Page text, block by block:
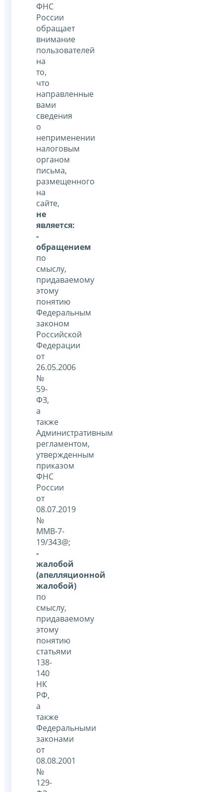
ФНС
России
обращает
внимание
пользователей
на
то,
что
направленные
вами
сведения
о
неприменении
налоговым
органом
письма,
размещенного
на
сайте,
не
является:
-
обращением
по
смыслу,
придаваемому
этому
понятию
Федеральным
законом
Российской
Федерации
от
26.05.2006
№
59-
ФЗ,
а
также
Административным
регламентом,
утвержденным
приказом
ФНС
России
от
08.07.2019
№
ММВ-7-
19/343@;
-
жалобой
(апелляционной
жалобой)
по
смыслу,
придаваемому
этому
понятию
статьями
138-
140
НК
РФ,
а
также
Федеральными
законами
от
08.08.2001
№
129-